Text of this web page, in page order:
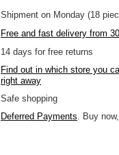
Shipmenton Monday (18
Free and fast delivery from
14 days for free returns
Find out in which store you
right away
Safe shopping
Deferred Payments. Buy